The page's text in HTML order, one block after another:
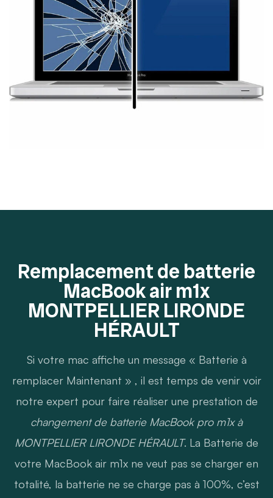
Remplacement de batterie
MacBook air m1x
MONTPELLIER LIRONDE
HÉRAULT
Si votre mac affiche un message « Batterie à
remplacer Maintenant » , il est temps de venir voir
notre expert pour faire réaliser une prestation de
changement de batterie MacBook pro m1x à
MONTPELLIER LIRONDE HÉRAULT. La Batterie de
votre MacBook air m1x ne veut pas se charger en
totalité, la batterie ne se charge pas à 100%, c’est